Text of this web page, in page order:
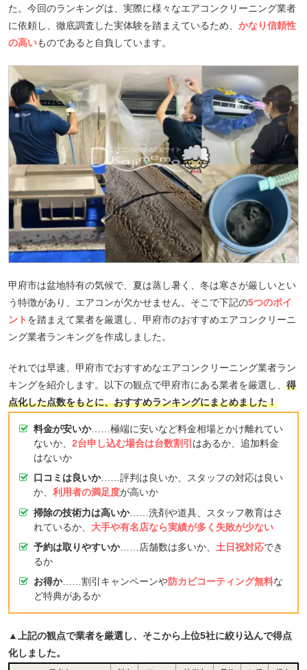
た。今回のランキングは、実際に様々なエアコンクリーニング業者
に依頼し、徹底調査した実体験を踏まえているため、 かなり信頼性
の高いものであると自負しています。
甲府市は盆地特有の気候で、夏は蒸し暑く、冬は寒さが厳しいとい
う特徴があり、エアコンが欠かせません。そこで下記の5つのポイ
ント を踏まえて業者を厳選し、甲府市のおすすめエアコンクリーニ
ング業者ランキングを作成しました。
それでは早速、甲府市でおすすめなエアコンクリーニング業者ラン
キングを紹介します。以下の観点で甲府市にある業者を厳選し、 得
点化した点数をもとに、おすすめランキングにまとめました！
料金が安いか……極端に安いなど料金相場とかけ離れてい
ないか、 2台申し込む場合は台数割引 はあるか、追加料金
はないか
口コミは良いか……評判は良いか、スタッフの対応は良い
か、 利用者の満足度が高いか
掃除の技術力は高いか……洗剤や道具、スタッフ教育はさ
れているか、 大手や有名店なら実績が多く失敗が少ない
予約は取りやすいか……店舗数は多いか、 土日祝対応でき
るか
お得か……割引キャンペーンや防カビコーティング無料な
ど特典があるか
▲上記の観点で業者を厳選し、そこから上位5社に絞り込んで得点
化しました。